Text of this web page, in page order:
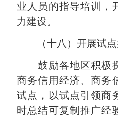
业人员的指导培训，
力建设。
（十八）开展试点
鼓励各地区积极
商务信用经济、商务
试点，以试点引领商
时总结可复制推广经